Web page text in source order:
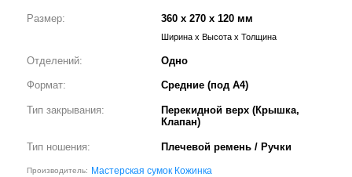
Размер: 360 x 270 x 120 мм
Ширина x Высота x Толщина
Отделений: Одно
Формат: Средние (под А4)
Тип закрывания:
Перекидной верх (Крышка,
Клапан)
Тип ношения: Плечевой ремень / Ручки
Производитель: Мастерская сумок Кожинка